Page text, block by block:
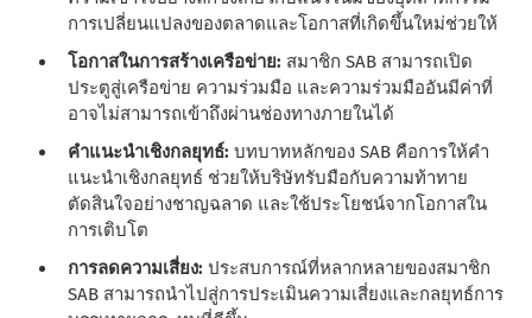
การเปลี่ยนแปลงของตลาดและโอกาสที่เกิดขึ้นใหม่ช่วยให้
โอกาสในการสร้างเครือข่าย: สมาชิก SAB สามารถเปิด
ประตูสู่เครือข่าย ความร่วมมือ และความร่วมมืออันมีค่าที่
อาจไม่สามารถเข้าถึงผ่านช่องทางภายในได้
คําแนะนําเชิงกลยุทธ์:บทบาทหลักของ SAB คือการให้คํา
แนะนําเชิงกลยุทธ์ ช่วยให้บริษัทรับมือกับความท้าทาย
ตัดสินใจอย่างชาญฉลาด และใช้ประโยชน์จากโอกาสใน
การเติบโต
การลดความเสี่ยง: ประสบการณ์ที่หลากหลายของสมาชิก
SAB สามารถนําไปสู่การประเมินความเสี่ยงและกลยุทธ์การ